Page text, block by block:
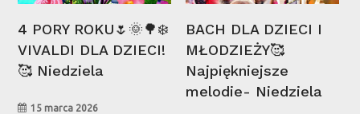
Brak produktów w koszyku.
Go To Shop
Wybierz Opcje
4 PORY ROKU🌷🌞🌳❄️
VIVALDI DLA DZIECI!
🥰 Niedziela
15 marca 2026
BACH DLA DZIECI I
MŁODZIEŻY🥰
Najpiękniejsze
melodie- Niedziela